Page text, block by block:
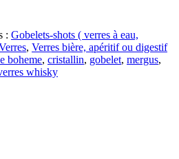
: Gobelets-shots ( verres à eau,
, Verres bière, apéritif ou digestif
boheme, cristallin, gobelet, mergus,
whisky